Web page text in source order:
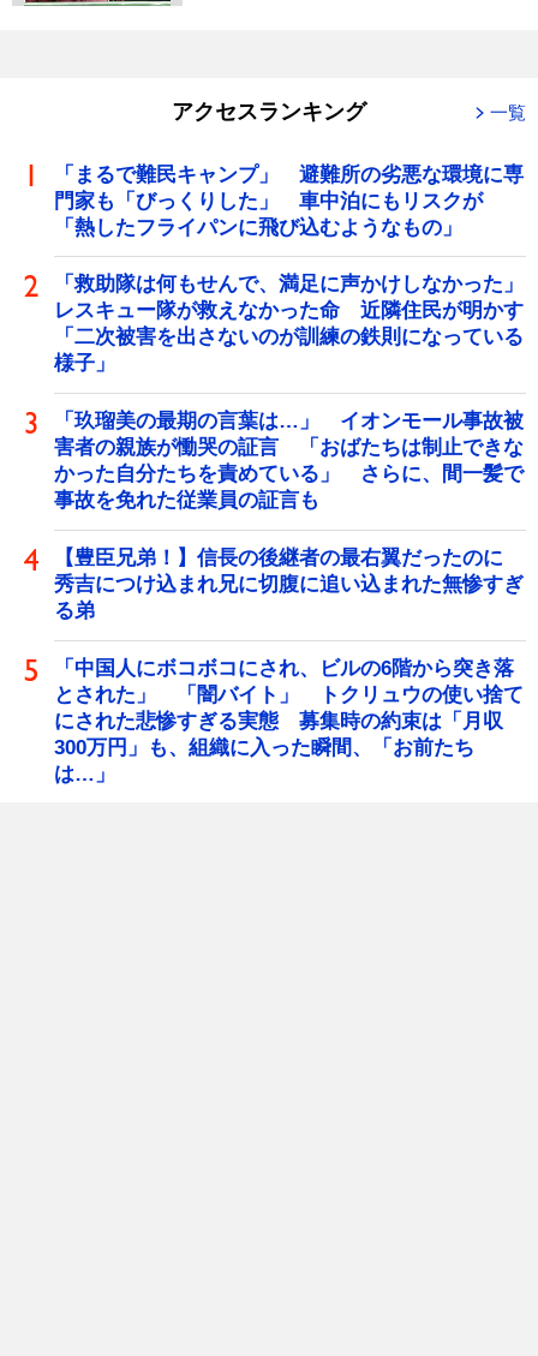
アクセスランキング 一覧
「まるで難民キャンプ」 避難所の劣悪な環境に専
門家も「びっくりした」 車中泊にもリスクが
「熱したフライパンに飛び込むようなもの」
「救助隊は何もせんで、満足に声かけしなかった」
レスキュー隊が救えなかった命 近隣住民が明かす
「二次被害を出さないのが訓練の鉄則になっている
様子」
「玖瑠美の最期の言葉は…」 イオンモール事故被
害者の親族が慟哭の証言 「おばたちは制止できな
かった自分たちを責めている」 さらに、間一髪で
事故を免れた従業員の証言も
【豊臣兄弟！】信長の後継者の最右翼だったのに
秀吉につけ込まれ兄に切腹に追い込まれた無惨すぎ
る弟
「中国人にボコボコにされ、ビルの6階から突き落
とされた」 「闇バイト」 トクリュウの使い捨て
にされた悲惨すぎる実態 募集時の約束は「月収
300万円」も、組織に入った瞬間、「お前たち
は…」